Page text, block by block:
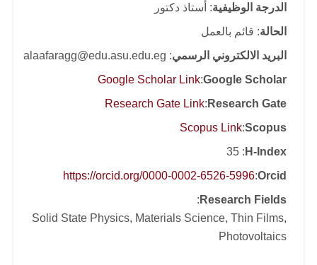
الدرجة الوظيفية: أستاذ دكتور
الحالة: قائم بالعمل
البريد الالكتروني الرسمي: alaafaragg@edu.asu.edu.eg
Google Scholar
:
Google Scholar Link
Research Gate
:
Research Gate Link
Scopus
:
Scopus Link
H-Index
: 35
Orcid
:
https://orcid.org/0000-0002-6526-5996
Research Fields
:
Solid State Physics, Materials Science, Thin Films,
Photovoltaics